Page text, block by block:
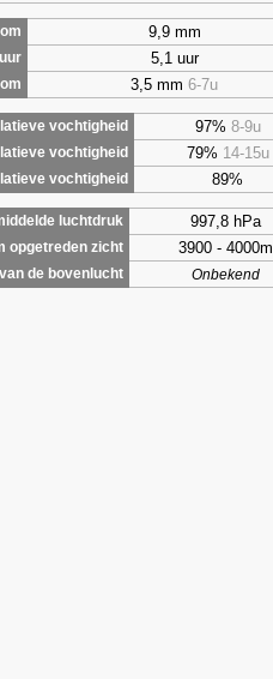
9,9 mm
5,1 uur
3,5 mm6-7u
vochtigheid
97% 8-9u
vochtigheid 79% 14-15u
vochtigheid 89%
luchtdruk
997,8 hPa
opgetreden zicht 3900 - 4000m
de bovenlucht Onbekend